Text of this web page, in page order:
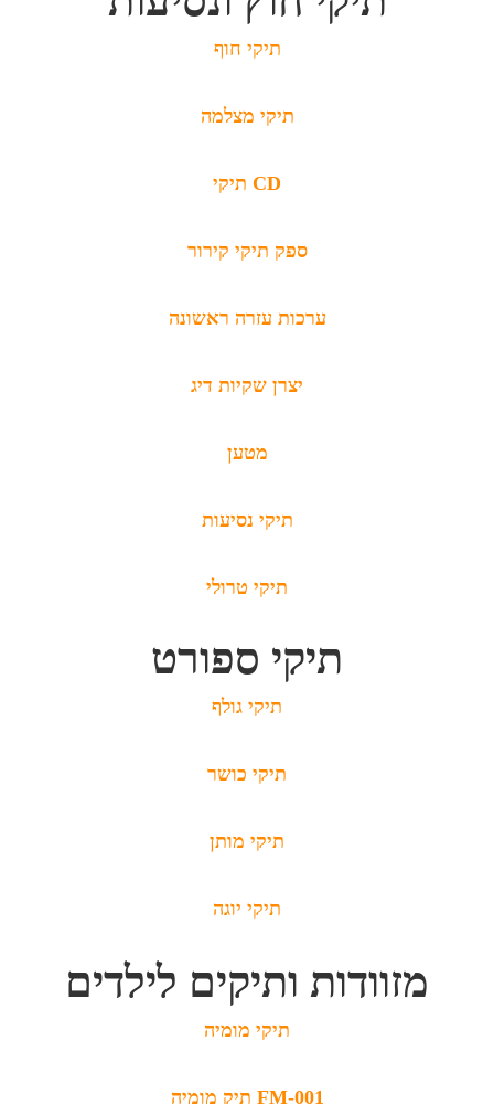
תיקי חוף
תיקי מצלמה
תיקי CD
ספק תיקי קירור
ערכות עזרה ראשונה
יצרן שקיות דיג
מטען
תיקי נסיעות
תיקי טרולי
תיקי ספורט
תיקי גולף
תיקי כושר
תיקי מותן
תיקי יוגה
מזוודות ותיקים לילדים
תיקי מומיה
תיק מומיה FM-001